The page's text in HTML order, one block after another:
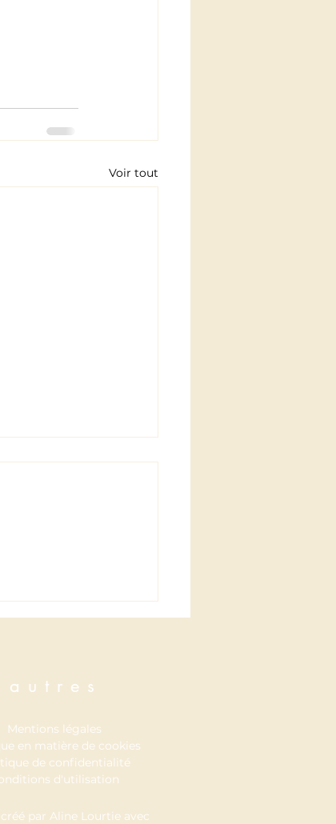
Voir tout
Mentions légales
en matière de cookies
de confidentialité
d'utilisation
par Aline Lourtie avec